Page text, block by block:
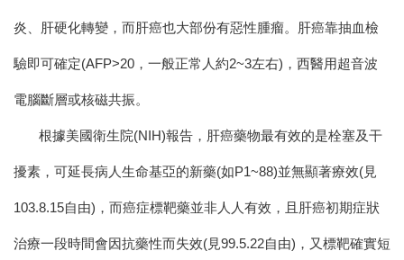
炎、肝硬化轉變，而肝癌也大部份有惡性腫瘤。 肝癌靠抽血檢
驗即可確定(AFP>20，一般正常人約2~3左右)，西醫用超音波
電腦斷層或核磁共振。
根據美國衛生院(NIH)報告，肝癌藥物最有效的是栓塞及干
擾素，可延長病人生命基亞的新藥(如P1~88)並無顯著療效(見
103.8.15自由)，而癌症標靶藥並非人人有效，且肝癌初期症狀
治療一段時間會因抗藥性而失效(見99.5.22自由)，又標靶確實短